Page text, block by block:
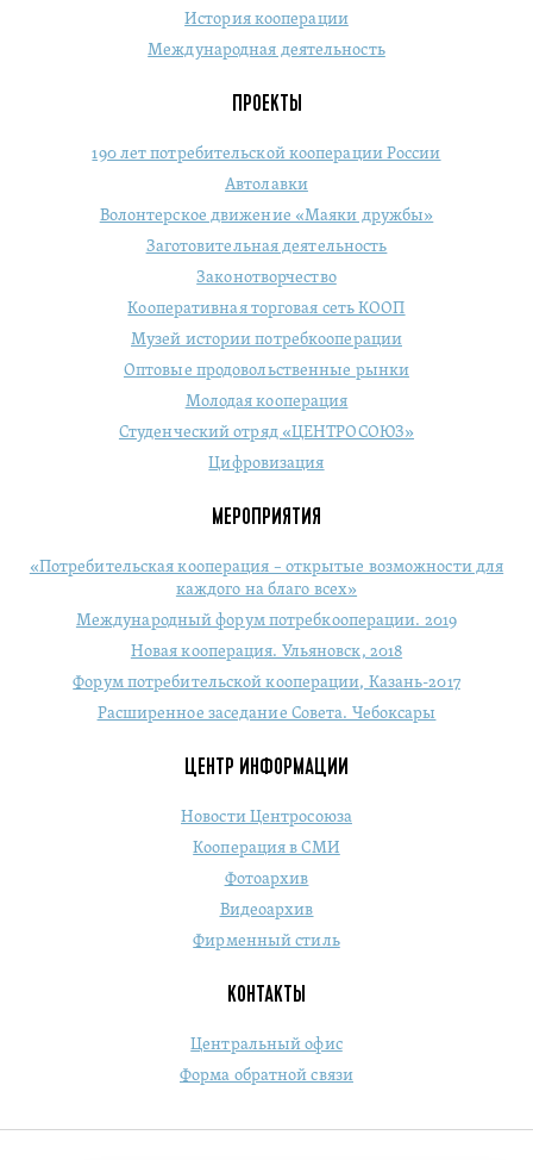
История кооперации
Международная деятельность
ПРОЕКТЫ
190 лет потребительской кооперации России
Автолавки
Волонтерское движение «Маяки дружбы»
Заготовительная деятельность
Законотворчество
Кооперативная торговая сеть КООП
Музей истории потребкооперации
Оптовые продовольственные рынки
Молодая кооперация
Студенческий отряд «ЦЕНТРОСОЮЗ»
Цифровизация
МЕРОПРИЯТИЯ
«Потребительская кооперация – открытые возможности для
каждого на благо всех»
Международный форум потребкооперации. 2019
Новая кооперация. Ульяновск, 2018
Форум потребительской кооперации, Казань-2017
Расширенное заседание Совета. Чебоксары
ЦЕНТР ИНФОРМАЦИИ
Новости Центросоюза
Кооперация в СМИ
Фотоархив
Видеоархив
Фирменный стиль
КОНТАКТЫ
Центральный офис
Форма обратной связи